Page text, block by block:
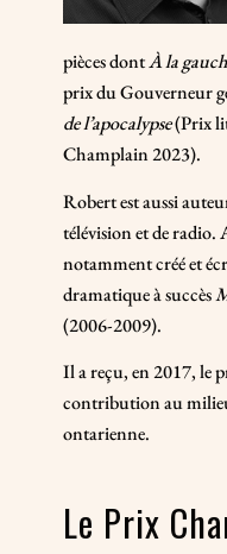
pièces dontÀ la
prix du Gouverneur
de l’apocalypse(Prix
Champlain 2023).
Robert est aussi
télévision et de
notamment créé et
dramatique à succès
(2006-2009).
Il a reçu, en 2017, le
contribution au
ontarienne.
Le Prix